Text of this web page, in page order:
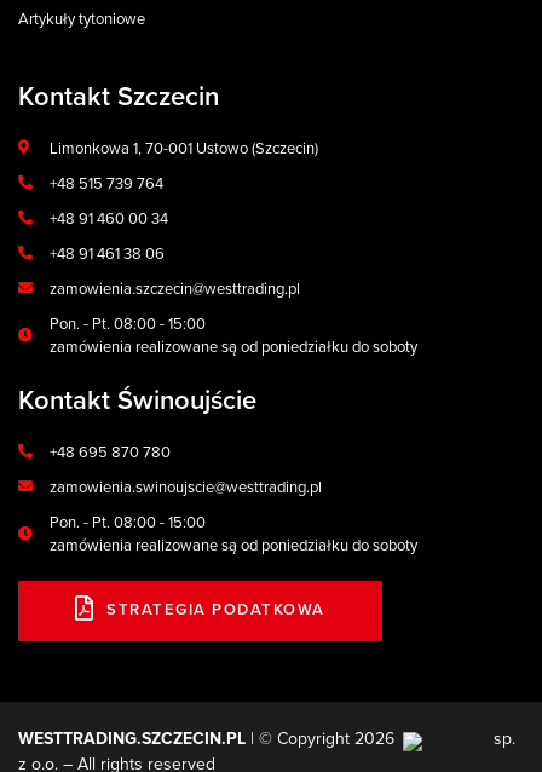
Artykuły tytoniowe
Kontakt Szczecin
Limonkowa 1, 70-001 Ustowo (Szczecin)
+48 515 739 764
+48 91 460 00 34
+48 91 461 38 06
zamowienia.szczecin@westtrading.pl
Pon. - Pt. 08:00 - 15:00
zamówienia realizowane są od poniedziałku do soboty
Kontakt Świnoujście
+48 695 870 780
zamowienia.swinoujscie@westtrading.pl
Pon. - Pt. 08:00 - 15:00
zamówienia realizowane są od poniedziałku do soboty
STRATEGIA PODATKOWA
WESTTRADING.SZCZECIN.PL | © Copyright 2026
sp.
z o.o. – All rights reserved